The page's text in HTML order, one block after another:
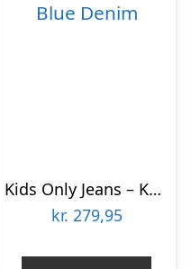
Kids Only Jeans – KogGianna-Ella – Baggy – Medium Blue Denim
kr. 279,95